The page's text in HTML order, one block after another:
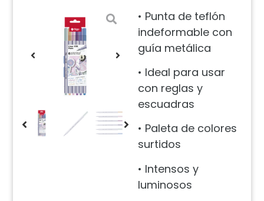
• Punta de teflón
indeformable con
guía metálica
• Ideal para usar
con reglas y
escuadras
• Paleta de colores
surtidos
• Intensos y
luminosos